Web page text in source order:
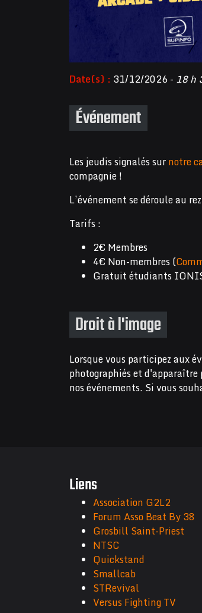
Date(s) : 31/12/2026 - 18 h
Événement
Les jeudis signalés surnotre
compagnie !
L’événement se déroule au
Tarifs :
2€ Membres
4€ Non-membres (
Gratuit étudiants
Droit à l'image
Lorsque vous participez aux
photographiés et
nos événements. Si vous
Liens
Association G2L2
Forum Asso Beat By 38
Grosbill Saint-Priest
NTSC
Quickstand
Smallcab
STRevival
Versus Fighting TV